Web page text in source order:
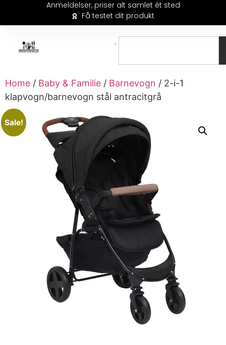
Anmeldelser, priser alt samlet ét sted
Få testet dit produkt
Home / Baby & Familie / Barnevogn / 2-i-1
klapvogn/barnevogn stål antracitgrå
Sale!